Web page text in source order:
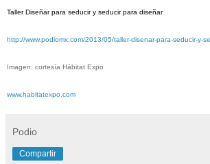
Taller Diseñar para seducir y seducir para diseñar
http://www.podiomx.com/2013/05/taller-disenar-para-seducir-y-
Imagen: cortesía Hábitat Expo
www.habitatexpo.com
Podio
Compartir